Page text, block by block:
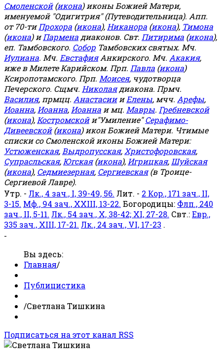
Смоленской(икона) иконы Божией Матери,
именуемой "Одигитрия" (Путеводительница). Апп.
от 70-тиПрохора (икона), Никанора (икона), Тимона
(икона) иПармена диаконов. Свт. Питирима (икона),
еп. Тамбовского. Собор Тамбовских святых. Мч.
Иулиана. Мч. ЕвстафияАнкирского. Мч. Акакия,
иже в Милете Карийском. Прп. Павла (икона)
Ксиропотамского. Прп. Моисея, чудотворца
Печерского. Сщмч. Николаядиакона. Прмч.
Василия, прмцц. АнастасиииЕлены, мчч. Арефы,
Иоанна, Иоанна, Иоанна и мц. Мавры. Гребневской
(икона), Костромскойи"Умиление"Серафимо-
Дивеевской(икона) икон Божией Матери. Чтимые
списки со Смоленской иконы Божией Матери:
Устюженская, Выдропусская, Христофоровская,
Супрасльская, Югская(икона), Игрицкая, Шуйская
(икона), Седмиезерная, Сергиевская(в Троице-
Сергиевой Лавре).
Утр. - Лк., 4 зач., I, 39-49, 56. Лит. - 2 Кор., 171 зач., II,
3-15. Мф., 94 зач., XXIII, 13-22. Богородицы: Флп., 240
зач., II, 5-11. Лк., 54 зач., X, 38-42; XI, 27-28. Свт.:Евр.,
335 зач., XIII, 17-21. Лк., 24 зач., VI, 17-23 .
-
Вы здесь:
Главная/
Публицистика
/Светлана Тишкина
Подписаться на этот канал RSS